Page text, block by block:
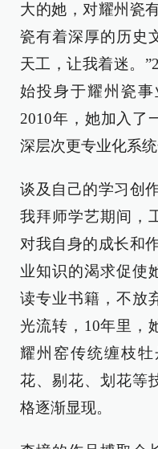
大的她，对耀州瓷
瓷有着深厚的历史
天工，让我着迷。
始投身于耀州瓷事
2010年，她加入了
深层次更专业化系统
谈及自己的学习创
我拜师学艺期间，
对我自身的成长和
业知识的渴求促使
读专业书籍，不放
光流转，10年里，
耀州窑传统缠枝
花、剔花、划花等
格逐渐显现。